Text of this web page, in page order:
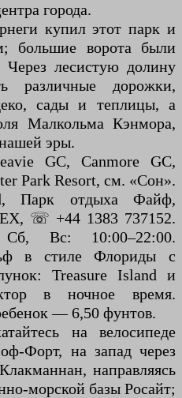
города.
купил этот парк и
большие ворота были
Через лесистую долину
различные дорожки,
сады и теплицы, а
Малкольма Кэнмора,
эры.
GC, Canmore GC,
Park Resort, см. «Сон».
Парк отдыха Файф,
☏ +44 1383 737152.
Вс: 10:00–22:00.
в стиле Флориды с
Treasure Island и
в ночное время.
— 6,50 фунтов.
на велосипеде
Форт, на запад через
направляясь
морской базы Росайт;